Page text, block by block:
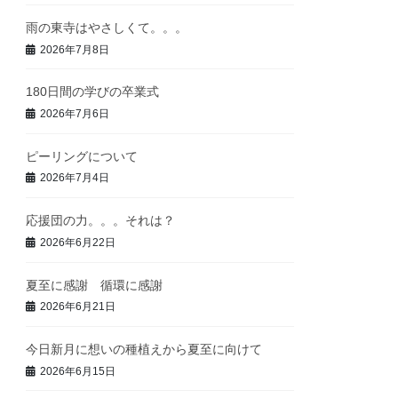
雨の東寺はやさしくて。。。
2026年7月8日
180日間の学びの卒業式
2026年7月6日
ピーリングについて
2026年7月4日
応援団の力。。。それは？
2026年6月22日
夏至に感謝 循環に感謝
2026年6月21日
今日新月に想いの種植えから夏至に向けて
2026年6月15日